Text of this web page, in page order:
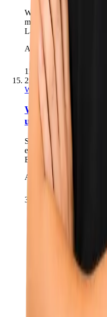
Was Unternehmen vor
müssen – von Zielen
Launch und
Andreas Richling
11 Min.
23. Juni 2026
Webdesign & Conversion
Was Premium-
unterscheidet
Sechs Kriterien, an
erkennen lässt: von
Betrieb.
Andreas Richling
3 Min.